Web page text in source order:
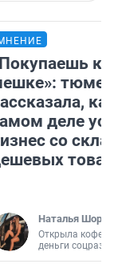
деле
со
Наталья
Открыла
деньги